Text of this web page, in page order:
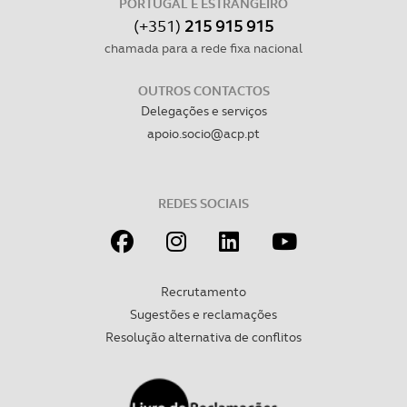
consentimento e quando tal se afigure estritamente
necessário no contexto dos serviços a prestar.
tecnologias similares pode ter impacto na sua
experiência de navegação no Website e nos serviços
PORTUGAL E ESTRANGEIRO
(+351) 215 915 915
chamada para a rede fixa nacional
OUTROS CONTACTOS
Delegações e serviços
apoio.socio@acp.pt
REDES SOCIAIS
Recrutamento
Sugestões e reclamações
Resolução alternativa de conflitos